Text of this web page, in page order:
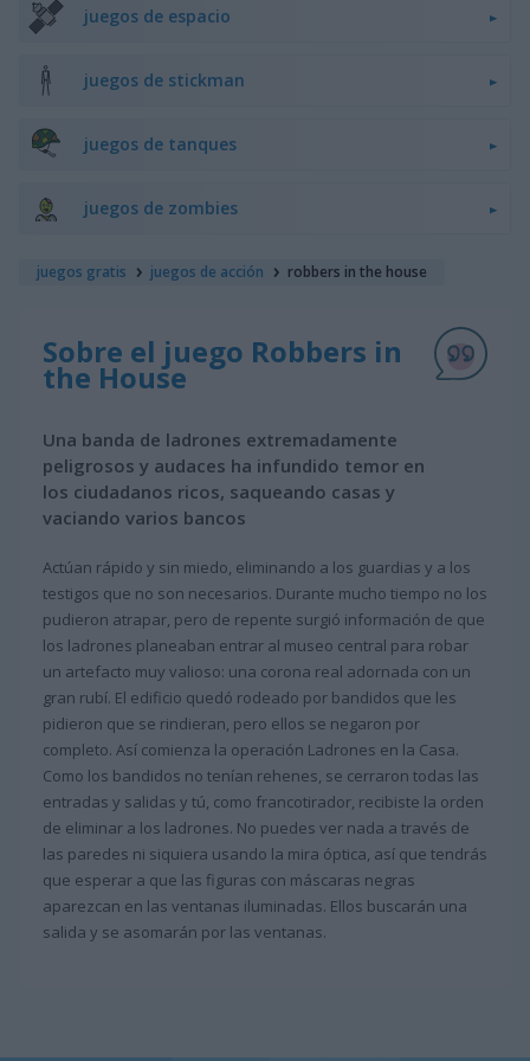
juegos de espacio
juegos de stickman
juegos de tanques
juegos de zombies
juegos gratis juegos de acción robbers in the house
Sobre el juego Robbers in
the House
Una banda de ladrones extremadamente
peligrosos y audaces ha infundido temor en
los ciudadanos ricos, saqueando casas y
vaciando varios bancos
Actúan rápido y sin miedo, eliminando a los guardias y a los
testigos que no son necesarios. Durante mucho tiempo no los
pudieron atrapar, pero de repente surgió información de que
los ladrones planeaban entrar al museo central para robar
un artefacto muy valioso: una corona real adornada con un
gran rubí. El edificio quedó rodeado por bandidos que les
pidieron que se rindieran, pero ellos se negaron por
completo. Así comienza la operación Ladrones en la Casa.
Como los bandidos no tenían rehenes, se cerraron todas las
entradas y salidas y tú, como francotirador, recibiste la orden
de eliminar a los ladrones. No puedes ver nada a través de
las paredes ni siquiera usando la mira óptica, así que tendrás
que esperar a que las figuras con máscaras negras
aparezcan en las ventanas iluminadas. Ellos buscarán una
salida y se asomarán por las ventanas.